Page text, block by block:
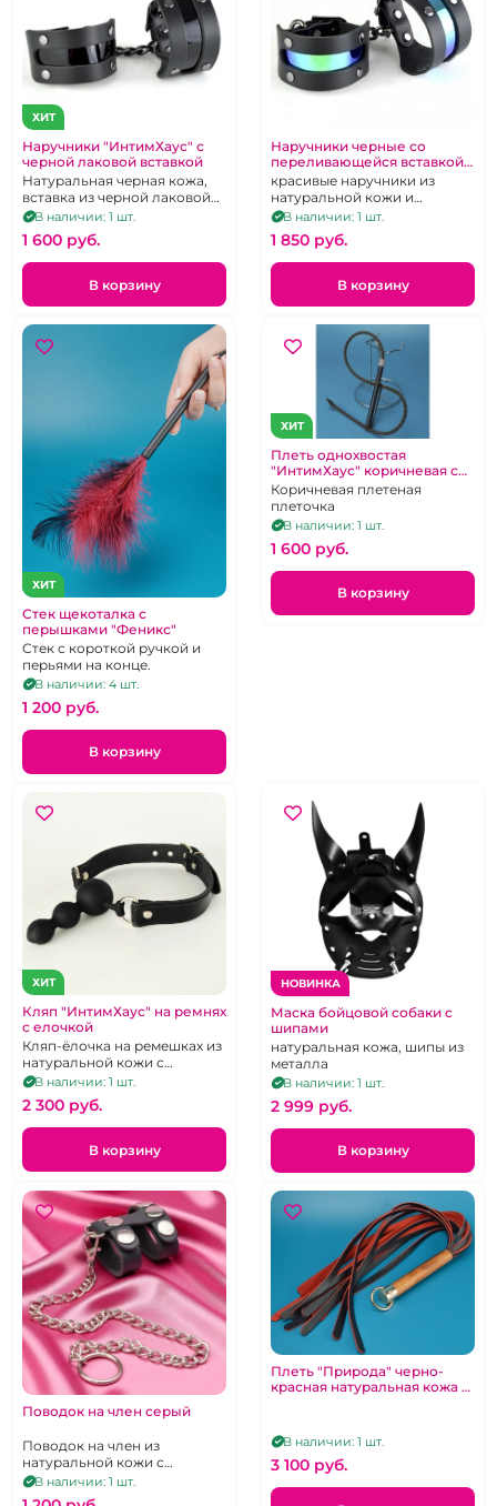
ХИТ
Наручники "ИнтимХаус" с
черной лаковой вставкой
Натуральная черная кожа,
вставка из черной лаковой
экокожи
В наличии: 1 шт.
1 600 pуб.
В корзину
Наручники черные со
переливающейся вставкой
"Хамелеон"
красивые наручники из
натуральной кожи и
декорированы яркой
голографической вставкой
из экокожи.
В наличии: 1 шт.
1 850 pуб.
В корзину
ХИТ
Стек щекоталка с
перышками "Феникс"
Стек с короткой ручкой и
перьями на конце.
В наличии: 4 шт.
1 200 pуб.
В корзину
ХИТ
Плеть однохвостая
"ИнтимХаус" коричневая со
стразами
Коричневая плетеная
плеточка
В наличии: 1 шт.
1 600 pуб.
В корзину
ХИТ
Кляп "ИнтимХаус" на ремнях
с елочкой
Кляп-ёлочка на ремешках из
натуральной кожи с
лаковыми вставками, не
дышащий
В наличии: 1 шт.
2 300 pуб.
В корзину
НОВИНКА
Маска бойцовой собаки с
шипами
натуральная кожа, шипы из
металла
В наличии: 1 шт.
2 999 pуб.
В корзину
Поводок на член серый
Поводок на член из
натуральной кожи с
цепочкой
В наличии: 1 шт.
Плеть "Природа" черно-
красная натуральная кожа и
В наличии: 1 шт.
3 100 pуб.